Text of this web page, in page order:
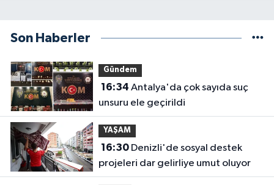
Son Haberler
Gündem
16:34
unsuru ele geçirildi
YAŞAM
16:30Denizli'de sosyal destek
projeleri dar gelirliye umut oluyor